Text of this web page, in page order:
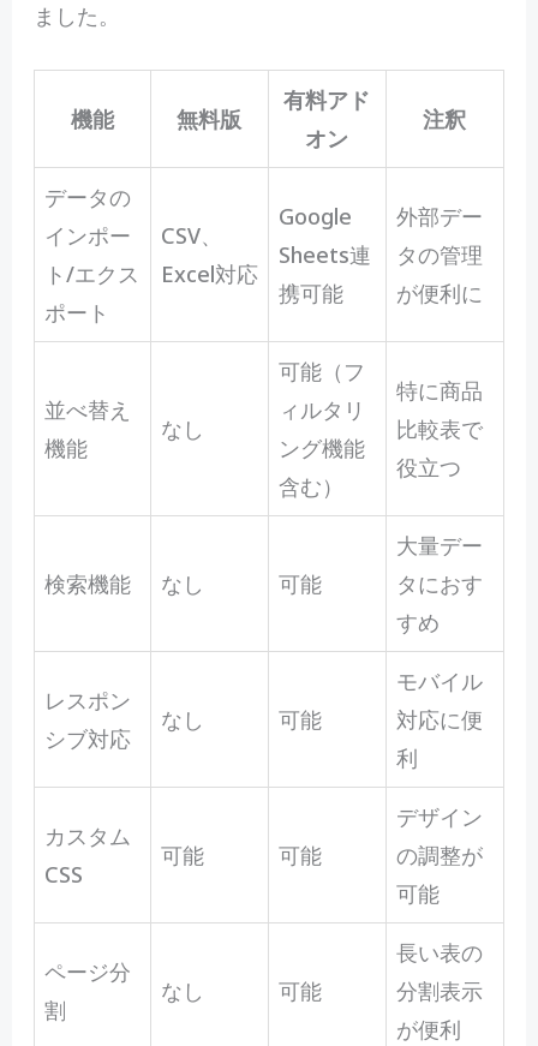
ました。
機能 無料版
有料アド
オン
注釈
データの
インポー
ト/エクス
ポート
CSV、
Excel対応
Google
Sheets連
携可能
外部デー
タの管理
が便利に
並べ替え
機能
なし
可能（フ
ィルタリ
ング機能
含む）
特に商品
比較表で
役立つ
検索機能 なし 可能
大量デー
タにおす
すめ
レスポン
シブ対応
なし 可能
モバイル
対応に便
利
カスタム
CSS
可能 可能
デザイン
の調整が
可能
ページ分
割
なし 可能
長い表の
分割表示
が便利